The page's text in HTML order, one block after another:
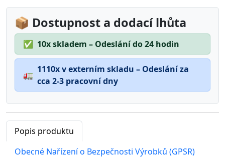
📦 Dostupnost a dodací lhůta
✅ 10x skladem – Odeslání do 24 hodin
🚛
1110x v externím skladu – Odeslání za
cca 2-3 pracovní dny
Popis produktu
Obecné Nařízení o Bezpečnosti Výrobků (GPSR)